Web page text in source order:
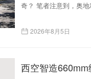
奇？ 笔者注意到，奥
2026年8月5日
西空智造